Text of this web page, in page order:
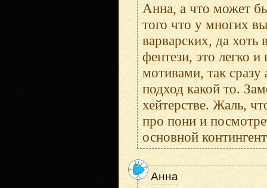
Анна, а что может
того что у многих
варварских, да
фентези, это легко
мотивами, так
подход какой то.
хейтерстве. Жаль,
про пони и
основной
Анна